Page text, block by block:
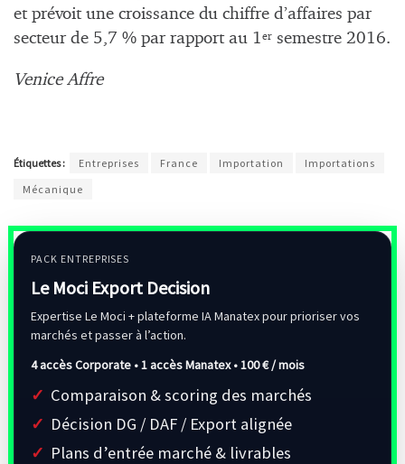
et prévoit une croissance du chiffre d’affaires par
secteur de 5,7 % par rapport au 1er semestre 2016.
Venice Affre
Étiquettes : Entreprises France Importation
Importations
Mécanique
PACK ENTREPRISES
Le Moci Export Decision
Expertise Le Moci + plateforme IA Manatex pour prioriser vos
marchés et passer à l’action.
4 accès Corporate • 1 accès Manatex •100 € / mois
Comparaison & scoring des marchés
Décision DG / DAF / Export alignée
Plans d’entrée marché & livrables